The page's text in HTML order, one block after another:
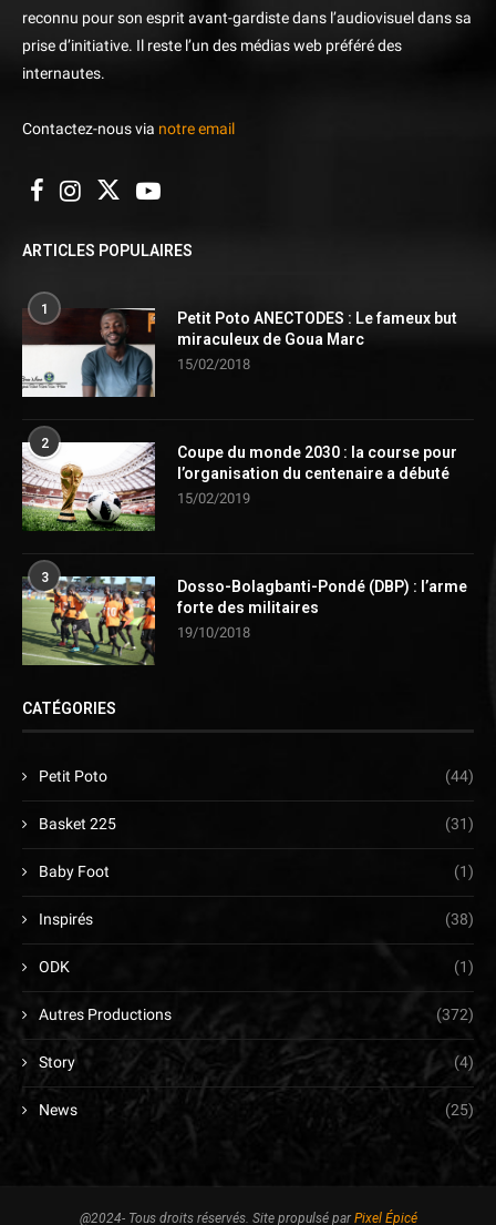
reconnu pour son esprit avant-gardiste dans l’audiovisuel dans sa
prise d’initiative. Il reste l’un des médias web préféré des
internautes.
Contactez-nous via notre email
ARTICLES POPULAIRES
1
Petit Poto ANECTODES : Le fameux but
miraculeux de Goua Marc
15/02/2018
2
Coupe du monde 2030 : la course pour
l’organisation du centenaire a débuté
15/02/2019
3
Dosso-Bolagbanti-Pondé (DBP) : l’arme
forte des militaires
19/10/2018
CATÉGORIES
Petit Poto (44)
Basket 225 (31)
Baby Foot (1)
Inspirés (38)
ODK (1)
Autres Productions (372)
Story (4)
News (25)
@2024- Tous droits réservés. Site propulsé par Pixel Épicé